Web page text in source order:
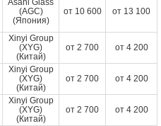
Asahi Glass
(AGC)
(Япония)
от 10 600 от 13 100
Xinyi Group
(XYG)
(Китай)
от 2 700 от 4 200
Xinyi Group
(XYG)
(Китай)
от 2 700 от 4 200
Xinyi Group
(XYG)
(Китай)
от 2 700 от 4 200